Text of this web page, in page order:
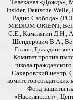
Телеканал «Дождь»,
Insider, Deutsche
Радио Свобода»
MEDIUM-ORIENT,
С.Е., Камалягин Д.Н.,
Шендерович В.А.,
Голос, Гражданское
Комитет против
школа
Сахаровский центр,
комитетов
Фонд защиты
«Насилию.нет»,